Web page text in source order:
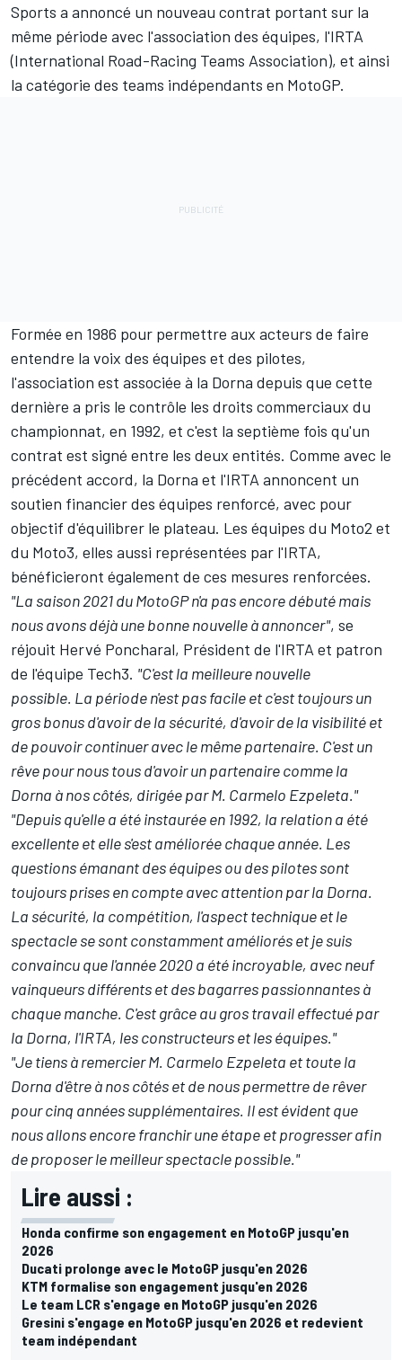
Sports a annoncé un nouveau contrat portant sur la
même période avec l'association des équipes, l'IRTA
(International Road-Racing Teams Association), et ainsi
la catégorie des teams indépendants en MotoGP.
Formée en 1986 pour permettre aux acteurs de faire
entendre la voix des équipes et des pilotes,
l'association est associée à la Dorna depuis que cette
dernière a pris le contrôle les droits commerciaux du
championnat, en 1992, et c'est la septième fois qu'un
contrat est signé entre les deux entités. Comme avec le
précédent accord, la Dorna et l'IRTA annoncent un
soutien financier des équipes renforcé, avec pour
objectif d'équilibrer le plateau. Les équipes du Moto2 et
du Moto3, elles aussi représentées par l'IRTA,
bénéficieront également de ces mesures renforcées.
"La saison 2021 du MotoGP n'a pas encore débuté mais
nous avons déjà une bonne nouvelle à annoncer", se
réjouit Hervé Poncharal, Président de l'IRTA et patron
de l'équipe Tech3. "C'est la meilleure nouvelle
possible. La période n'est pas facile et c'est toujours un
gros bonus d'avoir de la sécurité, d'avoir de la visibilité et
de pouvoir continuer avec le même partenaire. C'est un
rêve pour nous tous d'avoir un partenaire comme la
Dorna à nos côtés, dirigée par M. Carmelo Ezpeleta."
"Depuis qu'elle a été instaurée en 1992, la relation a été
excellente et elle s'est améliorée chaque année. Les
questions émanant des équipes ou des pilotes sont
toujours prises en compte avec attention par la Dorna.
La sécurité, la compétition, l'aspect technique et le
spectacle se sont constamment améliorés et je suis
convaincu que l'année 2020 a été incroyable, avec neuf
vainqueurs différents et des bagarres passionnantes à
chaque manche. C'est grâce au gros travail effectué par
la Dorna, l'IRTA, les constructeurs et les équipes."
"Je tiens à remercier M. Carmelo Ezpeleta et toute la
Dorna d'être à nos côtés et de nous permettre de rêver
pour cinq années supplémentaires. Il est évident que
nous allons encore franchir une étape et progresser afin
de proposer le meilleur spectacle possible."
Lire aussi :
Honda confirme son engagement en MotoGP jusqu'en
2026
Ducati prolonge avec le MotoGP jusqu'en 2026
KTM formalise son engagement jusqu'en 2026
Le team LCR s'engage en MotoGP jusqu'en 2026
Gresini s'engage en MotoGP jusqu'en 2026 et redevient
team indépendant